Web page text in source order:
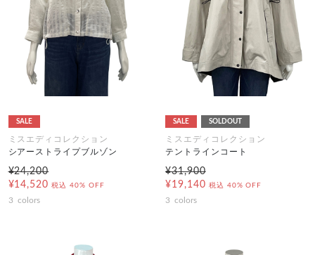
SALE
ミスエディコレクション
シアーストライプブルゾン
¥24,200
¥14,520 税込 40% OFF
3 colors
SALE SOLDOUT
ミスエディコレクション
テントラインコート
¥31,900
¥19,140 税込 40% OFF
3 colors